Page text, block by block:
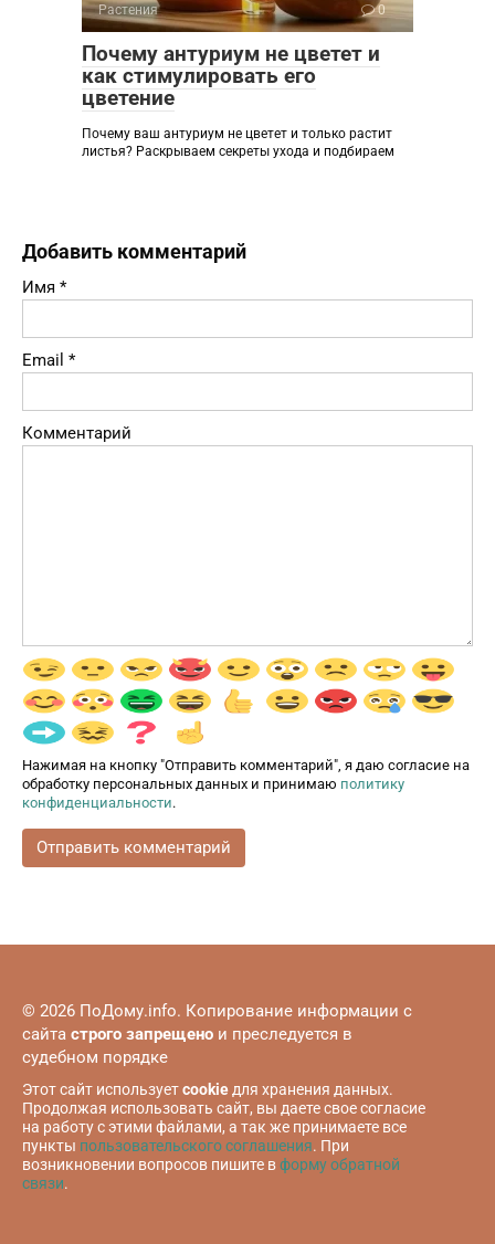
Растения 0
Почему антуриум не цветет и
как стимулировать его
цветение
Почему ваш антуриум не цветет и только растит
листья? Раскрываем секреты ухода и подбираем
Добавить комментарий
Имя *
Email *
Комментарий
Нажимая на кнопку "Отправить комментарий", я даю согласие на
обработку персональных данных и принимаю политику
конфиденциальности.
© 2026 ПоДому.info. Копирование информации с
сайта строго запрещено и преследуется в
судебном порядке
Этот сайт используетcookieдля хранения данных.
Продолжая использовать сайт, вы даете свое согласие
на работу с этими файлами, а так же принимаете все
пункты пользовательского соглашения. При
возникновении вопросов пишите вформу обратной
связи.